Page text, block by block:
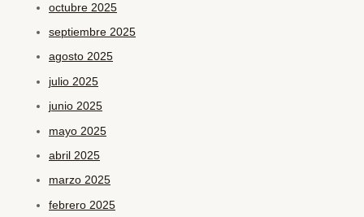
octubre 2025
septiembre 2025
agosto 2025
julio 2025
junio 2025
mayo 2025
abril 2025
marzo 2025
febrero 2025